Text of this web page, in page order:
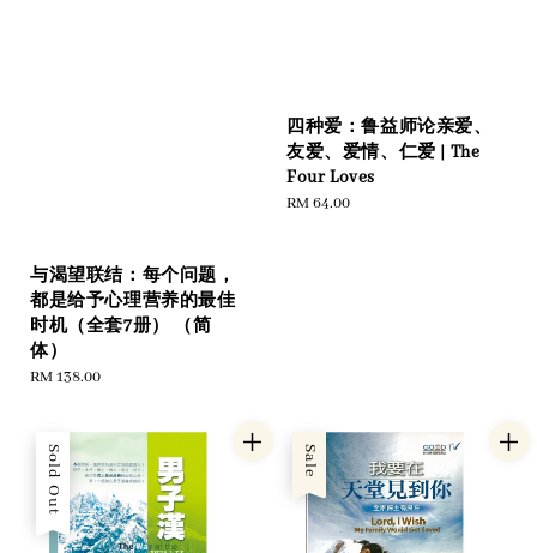
与渴望联结：每个问题，
都是给予心理营养的最佳
时机（全套7册） （简
体）
Regular
RM 138.00
四种爱：鲁益师论亲爱、
友爱、爱情、仁爱 | The
Four Loves
Regular
RM 64.00
Sold Out Sale